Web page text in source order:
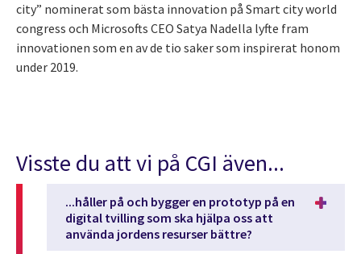
city” nominerat som bästa innovation på Smart city world
congress och Microsofts CEO Satya Nadella lyfte fram
innovationen som en av de tio saker som inspirerat honom
under 2019.
Visste du att vi på CGI även...
...håller på och bygger en prototyp på en
digital tvilling som ska hjälpa oss att
använda jordens resurser bättre?